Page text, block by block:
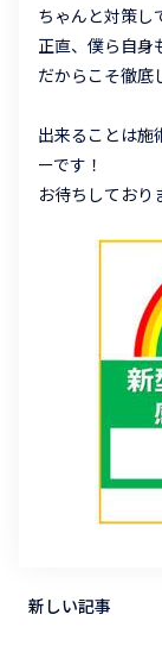
ちゃんと対策し
正直、僕ら自身
だからこそ徹底
出来ることは施
ーです！
お待ちしており
新しい記事